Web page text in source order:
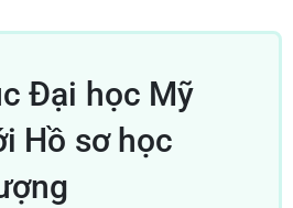
Đại học Mỹ
Hồ sơ học